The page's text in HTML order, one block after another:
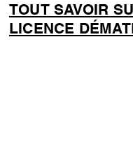
TOUT SAVOIR
LICENCE